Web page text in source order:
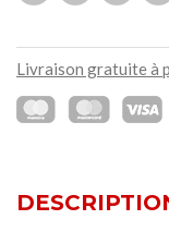
Livraison gratuite à